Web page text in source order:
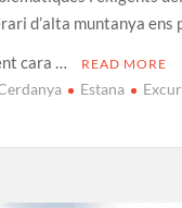
d’alta muntanya ens
cara …
READ MORE
Estana